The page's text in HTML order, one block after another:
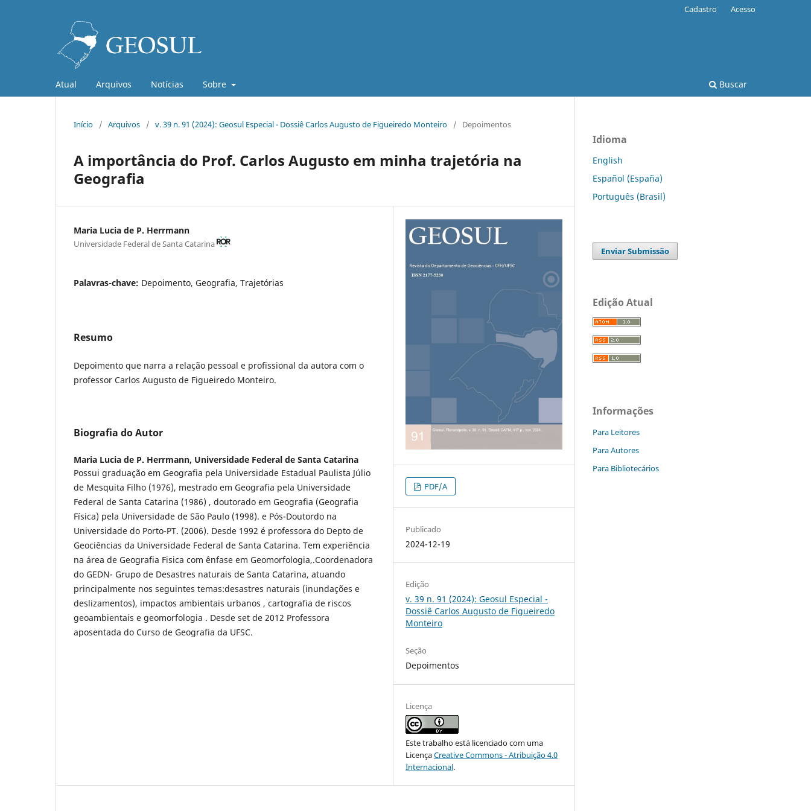
Atual Arquivos Notícias Sobre Buscar
Cadastro Acesso
Início / Arquivos / v. 39 n. 91 (2024): Geosul Especial - Dossiê Carlos Augusto de Figueiredo Monteiro / Depoimentos
A importância do Prof. Carlos Augusto em minha trajetória na
Geografia
Maria Lucia de P. Herrmann
Universidade Federal de Santa Catarina
Palavras-chave: Depoimento, Geografia, Trajetórias
Resumo
Depoimento que narra a relação pessoal e profissional da autora com o
professor Carlos Augusto de Figueiredo Monteiro.
Biografia do Autor
Maria Lucia de P. Herrmann, Universidade Federal de Santa Catarina
Possui graduação em Geografia pela Universidade Estadual Paulista Júlio
de Mesquita Filho (1976), mestrado em Geografia pela Universidade
Federal de Santa Catarina (1986) , doutorado em Geografia (Geografia
Física) pela Universidade de São Paulo (1998). e Pós-Doutordo na
Universidade do Porto-PT. (2006). Desde 1992 é professora do Depto de
Geociências da Universidade Federal de Santa Catarina. Tem experiência
na área de Geografia Fisica com ênfase em Geomorfologia,.Coordenadora
do GEDN- Grupo de Desastres naturais de Santa Catarina, atuando
principalmente nos seguintes temas:desastres naturais (inundações e
deslizamentos), impactos ambientais urbanos , cartografia de riscos
geoambientais e geomorfologia . Desde set de 2012 Professora
aposentada do Curso de Geografia da UFSC.
PDF/A
Publicado
2024-12-19
Edição
v. 39 n. 91 (2024): Geosul Especial -
Dossiê Carlos Augusto de Figueiredo
Monteiro
Seção
Depoimentos
Licença
Este trabalho está licenciado com uma
LicençaCreative Commons - Atribuição 4.0
Internacional.
Idioma
English
Español (España)
Português (Brasil)
Enviar Submissão
Edição Atual
Informações
Para Leitores
Para Autores
Para Bibliotecários